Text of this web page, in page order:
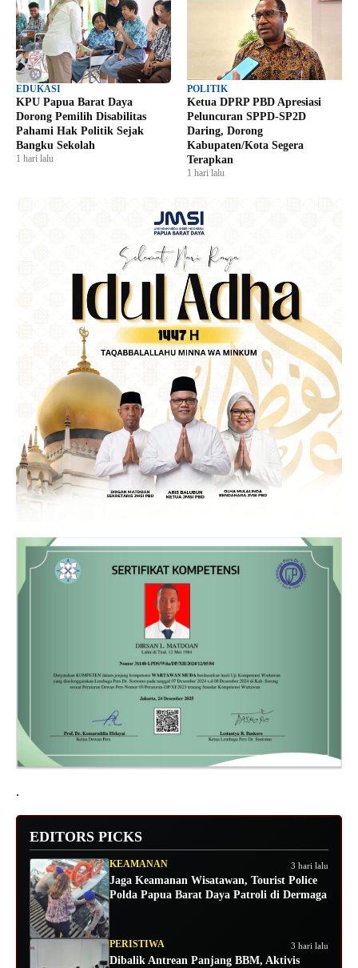
EDUKASI
KPU Papua Barat Daya
Dorong Pemilih Disabilitas
Pahami Hak Politik Sejak
Bangku Sekolah
1 hari lalu
POLITIK
Ketua DPRP PBD Apresiasi
Peluncuran SPPD-SP2D
Daring, Dorong
Kabupaten/Kota Segera
Terapkan
1 hari lalu
.
EDITORS PICKS
KEAMANAN 3 hari lalu
Jaga Keamanan Wisatawan, Tourist Police
Polda Papua Barat Daya Patroli di Dermaga
PERISTIWA 3 hari lalu
Dibalik Antrean Panjang BBM, Aktivis